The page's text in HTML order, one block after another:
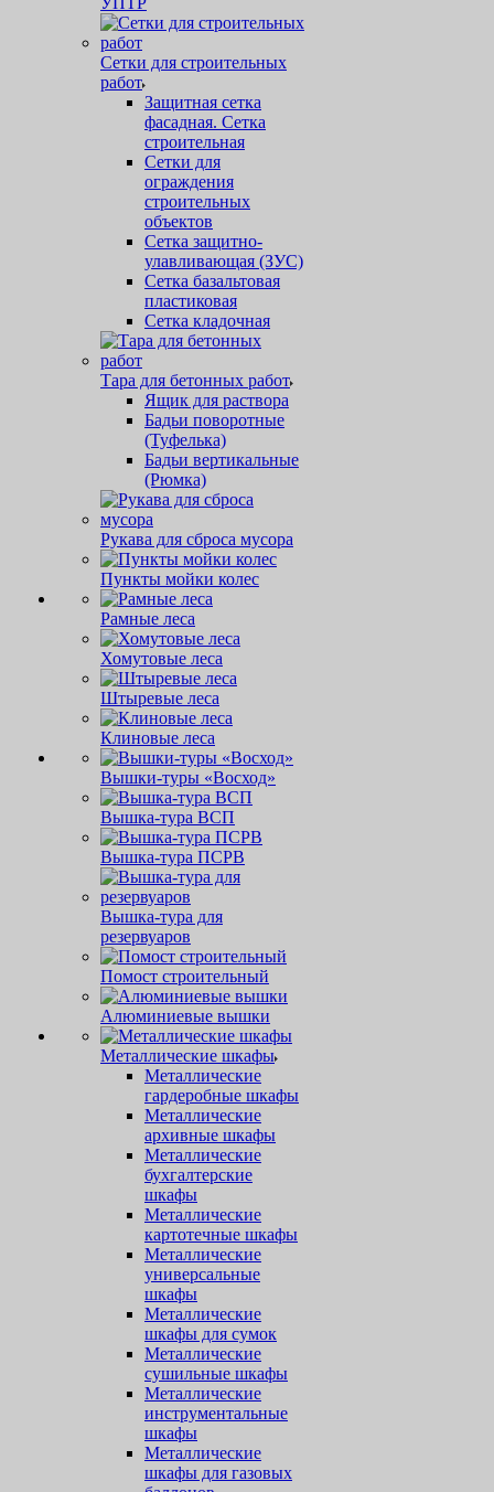
Сетки для строительных
работ
Защитная cетка
фасадная. Сетка
строительная
Сетки для
ограждения
строительных
объектов
Сетка защитно-
улавливающая (ЗУС)
Сетка базальтовая
пластиковая
Сетка кладочная
Тара для бетонных работ
Ящик для раствора
Бадьи поворотные
(Туфелька)
Бадьи вертикальные
(Рюмка)
Рукава для сброса мусора
Пункты мойки колес
Рамные леса
Хомутовые леса
Штыревые леса
Клиновые леса
Вышки-туры «Восход»
Вышка-тура ВСП
Вышка-тура ПСРВ
Вышка-тура для
резервуаров
Помост строительный
Алюминиевые вышки
Металлические шкафы
Металлические
гардеробные шкафы
Металлические
архивные шкафы
Металлические
бухгалтерские
шкафы
Металлические
картотечные шкафы
Металлические
универсальные
шкафы
Металлические
шкафы для сумок
Металлические
сушильные шкафы
Металлические
инструментальные
шкафы
Металлические
шкафы для газовых